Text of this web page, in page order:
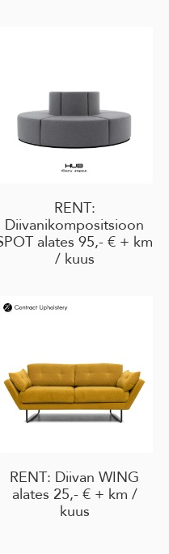
RENT:
Diivanikompositsioon
alates 95,- € + km
/ kuus
RENT: Diivan WING
alates 25,- € + km /
kuus